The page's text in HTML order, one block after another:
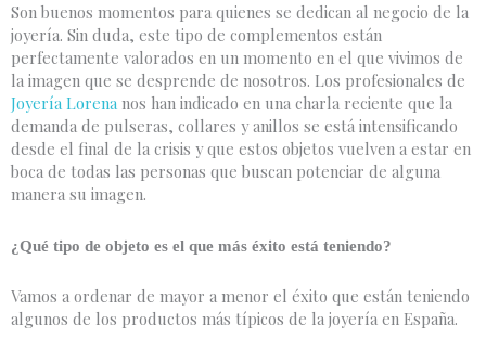
Son buenos momentos para quienes se dedican al negocio de la
joyería. Sin duda, este tipo de complementos están
perfectamente valorados en un momento en el que vivimos de
la imagen que se desprende de nosotros. Los profesionales de
Joyería Lorena nos han indicado en una charla reciente que la
demanda de pulseras, collares y anillos se está intensificando
desde el final de la crisis y que estos objetos vuelven a estar en
boca de todas las personas que buscan potenciar de alguna
manera su imagen.
¿Qué tipo de objeto es el que más éxito está teniendo?
Vamos a ordenar de mayor a menor el éxito que están teniendo
algunos de los productos más típicos de la joyería en España.